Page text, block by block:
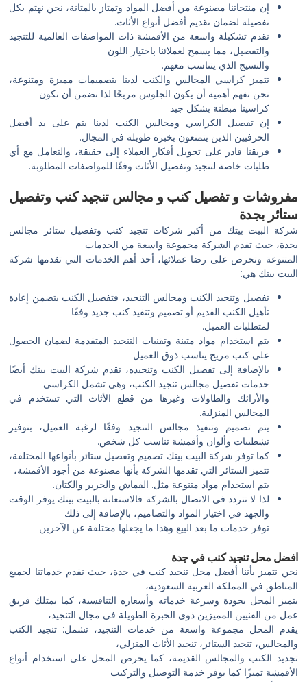
إن منتجاتنا مصنوعة من أفضل المواد وتمتاز بالمتانة، نحن نهتم بكل
تفصيلة لضمان تقديم أفضل أنواع الأثاث.
نقدم تشكيلة واسعة من الأقمشة ذات المواصفات العالمية للتنجيد
والتفصيل، مما يسمح لعملائنا باختيار اللون
والنسيج الذي يتناسب معهم.
تتميز كراسي المجالس والكنب لدينا بتصميمات مميزة ومتنوعة،
نحن نفهم أهمية أن يكون الجلوس مريحًا لذا نضمن أن تكون
كراسينا مبطنة بشكل جيد.
إن تفصيل الكراسي ومجالس الكنب لدينا يتم على يد أفضل
الحرفيين الذين يتمتعون بخبرة طويلة في المجال.
فريقنا قادر على تحويل أفكار العملاء إلى حقيقة، والتعامل مع أي
طلبات خاصة لتنجيد وتفصيل الأثاث وفقًا للمواصفات المطلوبة.
مفروشات و تفصيل كنب و مجالس تنجيد كنب وتفصيل
ستائر بجدة
شركة البيت بيتك من أكبر شركات تنجيد كنب وتفصيل ستائر مجالس
بجدة، حيث تقدم الشركة مجموعة واسعة من الخدمات
المتنوعة وتحرص على رضا عملائها، أحد أهم الخدمات التي تقدمها شركة
البيت بيتك هي:
تفصيل وتنجيد الكنب ومجالس التنجيد، فتفصيل الكنب يتضمن إعادة
تأهيل الكنب القديم أو تصميم وتنفيذ كنب جديد وفقًا
لمتطلبات العميل.
يتم استخدام مواد متينة وتقنيات التنجيد المتقدمة لضمان الحصول
على كنب مريح يناسب ذوق العميل.
بالإضافة إلى تفصيل الكنب وتنجيده، تقدم شركة البيت بيتك أيضًا
خدمات تفصيل مجالس تنجيد الكنب، وهي تشمل الكراسي
والأرائك والطاولات وغيرها من قطع الأثاث التي تستخدم في
المجالس المنزلية.
يتم تصميم وتنفيذ مجالس التنجيد وفقًا لرغبة العميل، بتوفير
تشطيبات وألوان وأقمشة تناسب كل شخص.
كما توفر شركة البيت بيتك تصميم وتفصيل ستائر بأنواعها المختلفة،
تتميز الستائر التي تقدمها الشركة بأنها مصنوعة من أجود الأقمشة،
يتم استخدام مواد متنوعة مثل: القماش والحرير والكتان.
لذا لا تتردد في الاتصال بالشركة فالاستعانة بالبيت بيتك يوفر الوقت
والجهد في اختيار المواد والتصاميم، بالإضافة إلى ذلك
توفر خدمات ما بعد البيع وهذا ما يجعلها مختلفة عن الآخرين.
افضل محل تنجيد كنب في جدة
نحن نتميز بأننا أفضل محل تنجيد كنب في جدة، حيث نقدم خدماتنا لجميع
المناطق في المملكة العربية السعودية،
يتميز المحل بجودة وسرعة خدماته وأسعاره التنافسية، كما يمتلك فريق
عمل من الفنيين المميزين ذوي الخبرة الطويلة في مجال التنجيد،
يقدم المحل مجموعة واسعة من خدمات التنجيد، تشمل: تنجيد الكنب
والمجالس، تنجيد الستائر، تنجيد الأثاث المنزلي،
تجديد الكنب والمجالس القديمة، كما يحرص المحل على استخدام أنواع
الأقمشة تميزًا كما يوفر خدمة التوصيل والتركيب